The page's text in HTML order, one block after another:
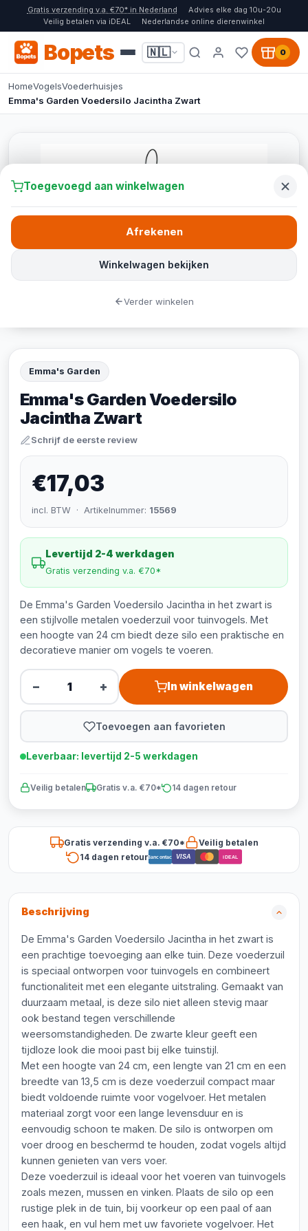
Gratis verzending v.a. €70* in Nederland
Advies elke dag 10u-20u
Veilig betalen via iDEAL
Nederlandse online dierenwinkel
Bopets 🇳🇱 0
HomeVogelsVoederhuisjes
Emma's Garden Voedersilo Jacintha Zwart
Emma's Garden
Emma's Garden Voedersilo
Jacintha Zwart
Schrijf de eerste review
€17,03
incl. BTW · Artikelnummer: 15569
Levertijd 2-4 werkdagen
Gratis verzending v.a. €70*
De Emma's Garden Voedersilo Jacintha in het zwart is
een stijlvolle metalen voederzuil voor tuinvogels. Met
een hoogte van 24 cm biedt deze silo een praktische en
decoratieve manier om vogels te voeren.
− + In winkelwagen
Toevoegen aan favorieten
Leverbaar: levertijd 2-5 werkdagen
Veilig betalen Gratis v.a. €70* 14 dagen retour
Gratis verzending v.a. €70*
Veilig betalen
14 dagen retourBancontact VISA iDEAL
Beschrijving
De Emma's Garden Voedersilo Jacintha in het zwart is
een prachtige toevoeging aan elke tuin. Deze voederzuil
is speciaal ontworpen voor tuinvogels en combineert
functionaliteit met een elegante uitstraling. Gemaakt van
duurzaam metaal, is deze silo niet alleen stevig maar
ook bestand tegen verschillende
weersomstandigheden. De zwarte kleur geeft een
tijdloze look die mooi past bij elke tuinstijl.
Met een hoogte van 24 cm, een lengte van 21 cm en een
breedte van 13,5 cm is deze voederzuil compact maar
biedt voldoende ruimte voor vogelvoer. Het metalen
materiaal zorgt voor een lange levensduur en is
eenvoudig schoon te maken. De silo is ontworpen om
voer droog en beschermd te houden, zodat vogels altijd
kunnen genieten van vers voer.
Deze voederzuil is ideaal voor het voeren van tuinvogels
zoals mezen, mussen en vinken. Plaats de silo op een
rustige plek in de tuin, bij voorkeur op een paal of aan
een haak, en vul hem met uw favoriete vogelvoer. Het
Toegevoegd aan winkelwagen
Winkelwagen bekijken
Afrekenen
Verder winkelen